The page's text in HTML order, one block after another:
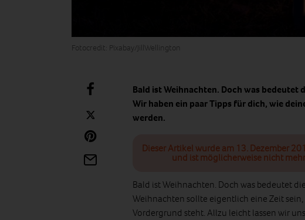
Fotocredit: Pixabay/JillWellington
Bald ist Weihnachten. Doch was bedeutet
Wir haben ein paar Tipps für dich, wie
werden.
Dieser Artikel wurde am 13. Dezember
und ist möglicherweise nicht
Bald ist Weihnachten. Doch was bedeutet
Weihnachten sollte eigentlich eine Zeit
Vordergrund steht. Allzu leicht lassen wir